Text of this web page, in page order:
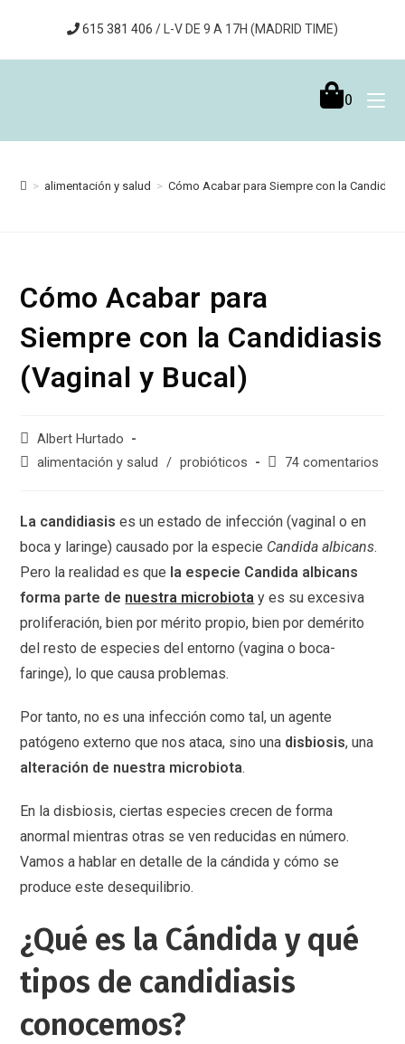
615 381 406 / L-V DE 9 A 17H (MADRID TIME)
0
> alimentación y salud > Cómo Acabar para Siempre con la
Cómo Acabar para
Siempre con la Candidiasis
(Vaginal y Bucal)
Albert Hurtado
alimentación y salud
/ probióticos 74 comentarios
La candidiasis es un estado de infección (vaginal o en
boca y laringe) causado por la especie Candida albicans.
Pero la realidad es que la especie Candida albicans
forma parte de nuestra microbiota y es su excesiva
proliferación, bien por mérito propio, bien por demérito
del resto de especies del entorno (vagina o boca-
faringe), lo que causa problemas.
Por tanto, no es una infección como tal, un agente
patógeno externo que nos ataca, sino una disbiosis, una
alteración de nuestra microbiota.
En la disbiosis, ciertas especies crecen de forma
anormal mientras otras se ven reducidas en número.
Vamos a hablar en detalle de la cándida y cómo se
produce este desequilibrio.
¿Qué es la Cándida y qué
tipos de candidiasis
conocemos?